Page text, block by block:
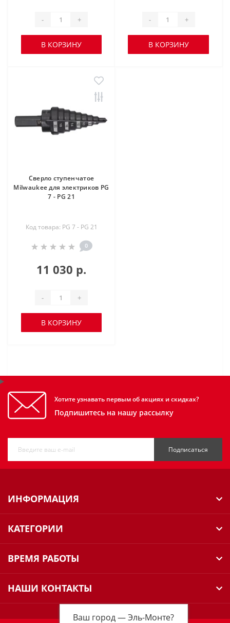
Ваш город —Эль-Монте?
- +
В КОРЗИНУ
- +
В КОРЗИНУ
Сверло ступенчатое
Milwaukee для электриков PG
7 - PG 21
Код товара: PG 7 - PG 21
0
11 030 р.
- +
В КОРЗИНУ
Хотите узнавать первым об акциях и скидках?
Подпишитесь на нашу рассылку
Подписаться
ИНФОРМАЦИЯ
КАТЕГОРИИ
ВРЕМЯ РАБОТЫ
НАШИ КОНТАКТЫ